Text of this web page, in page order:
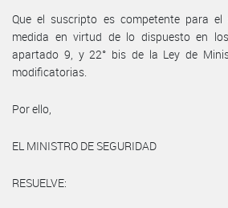
Que el suscripto es competente para
medida en virtud de lo dispuesto en
apartado 9, y 22° bis de la Ley de
modificatorias.
Por ello,
EL MINISTRO DE SEGURIDAD
RESUELVE: